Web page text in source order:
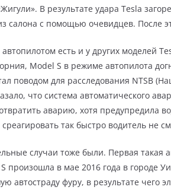
В результате удара Tesla
салона с помощью очевидцев. После
есть и у других моделей
Model S в режиме автопилота
поводом для расследования NTSB
что система автоматического
аварию, хотя предупредила
среагировать так быстро водитель не
случаи тоже были. Первая такая
произошла в мае 2016 года в городе
автостраду фуру, в результате чего